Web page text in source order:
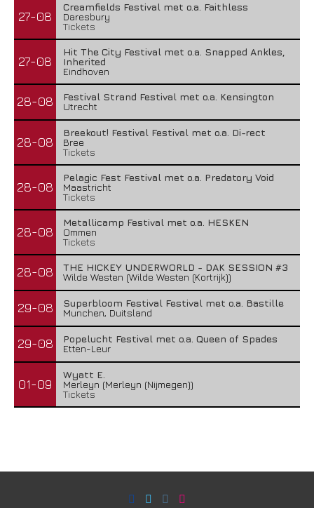
27-08
Creamfields Festival met o.a. Faithless
Daresbury
Tickets
27-08
Hit The City Festival met o.a. Snapped Ankles,
Inherited
Eindhoven
28-08
Festival Strand Festival met o.a. Kensington
Utrecht
28-08
Breekout! Festival Festival met o.a. Di-rect
Bree
Tickets
28-08
Pelagic Fest Festival met o.a. Predatory Void
Maastricht
Tickets
28-08
Metallicamp Festival met o.a. HESKEN
Ommen
Tickets
28-08
THE HICKEY UNDERWORLD - DAK SESSION #3
Wilde Westen (Wilde Westen (Kortrijk))
29-08
Superbloom Festival Festival met o.a. Bastille
Munchen, Duitsland
29-08
Popelucht Festival met o.a. Queen of Spades
Etten-Leur
01-09
Wyatt E.
Merleyn (Merleyn (Nijmegen))
Tickets